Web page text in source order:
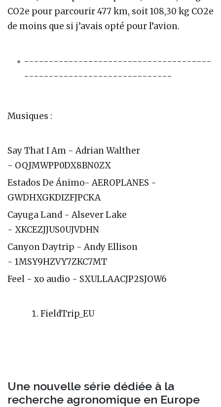
CO2e pour parcourir 477 km, soit 108,30 kg CO2e
de moins que si j’avais opté pour l’avion.
--------------------------------------
------------------------------
Musiques :
Say That I Am - Adrian Walther
- OQJMWPP0DX8BN0ZX
Estados De Ánimo- AEROPLANES -
GWDHXGKDIZFJPCKA
Cayuga Land - Alsever Lake
- XKCEZJJUS0UJVDHN
Canyon Daytrip - Andy Ellison
- 1MSY9HZVY7ZKC7MT
Feel - xo audio - SXULLAACJP2SJOW6
FieldTrip_EU
Une nouvelle série dédiée à la
recherche agronomique en Europe